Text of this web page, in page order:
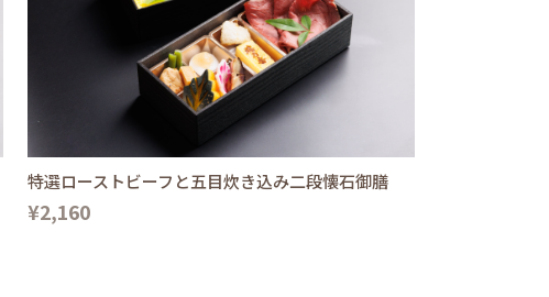
特選ローストビーフと五目炊き込み二段懐石御膳
¥2,160